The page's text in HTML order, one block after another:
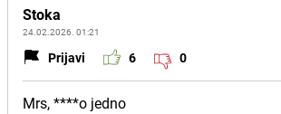
Stoka
24.02.2026. 01:21
Prijavi 6 0
Mrs, ****o jedno